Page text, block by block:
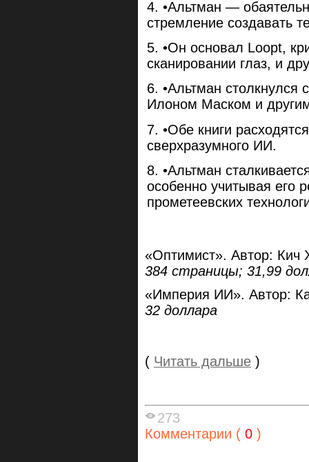
•Альтман —
стремление создавать
•Он основал Loopt,
сканировании глаз, и
•Альтман столкнулся
Илоном Маском и
•Обе книги
сверхразумного ИИ.
•Альтман
особенно учитывая его
прометеевских
«Оптимист». Автор:
384 страницы; 31,99
«Империя ИИ». Автор:
32 доллара
( Читать дальше )
273
Комментарии ( 0 )